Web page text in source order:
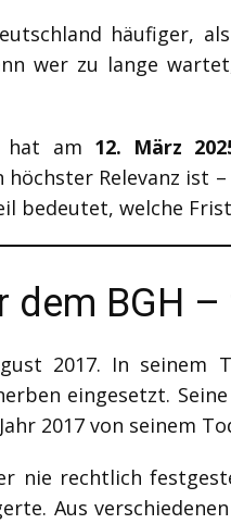
häufiger,
wer zu lange
hat am 12. März
Relevanz ist
bedeutet, welche
dem BGH
2017. In seinem
eingesetzt.
2017 von seinem
nie rechtlich
Aus